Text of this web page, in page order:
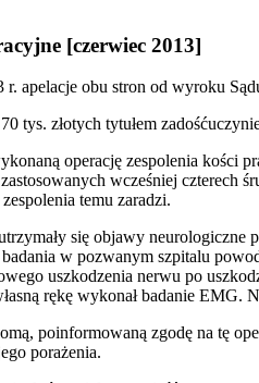
[czerwiec 2013]
apelacje obu stron od wyroku
tys. złotych tytułem
operację zespolenia kości
wcześniej czterech
temu zaradzi.
się objawy
w pozwanym szpitalu
uszkodzenia nerwu po
rękę wykonał badanie EMG.
poinformowaną zgodę na tę
porażenia.